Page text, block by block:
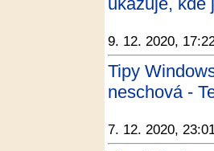
9. 12. 2020,
Tipy
neschová -
7. 12. 2020,